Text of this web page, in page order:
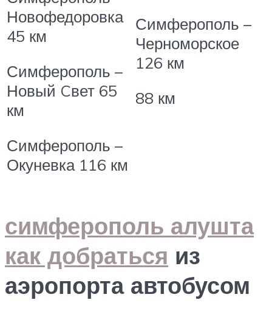
Новофедоровка
45 км
Симферополь –
Новый Cвет 65
км
Симферополь –
Окуневка 116 км
Симферополь –
Черноморское
126 км
88 км
симферополь алушта
как добраться из
аэропорта автобусом